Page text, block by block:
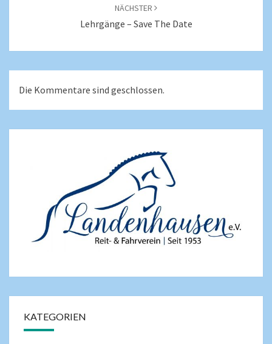
NÄCHSTER
Lehrgänge – Save The Date
Die Kommentare sind geschlossen.
KATEGORIEN